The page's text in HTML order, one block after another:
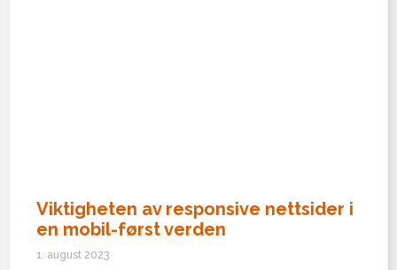
Viktigheten av responsive nettsider i
en mobil-først verden
1. august 2023